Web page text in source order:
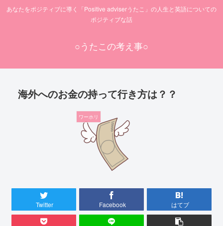
あなたをポジティブに導く「Positive adviserうたこ」の人生と英語についての
ポジティブな話
○うたこの考え事○
海外へのお金の持って行き方は？？
ワーホリ
Twitter Facebook はてブ